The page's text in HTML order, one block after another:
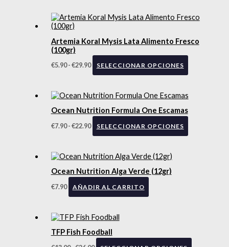
Artemia Koral Mysis Lata Alimento Fresco
(100gr)
€5.90 -€29.90 SELECCIONAR OPCIONES
Ocean Nutrition Formula One Escamas
€7.90 -€22.90 SELECCIONAR OPCIONES
Ocean Nutrition Alga Verde (12gr)
€7.90 AÑADIR AL CARRITO
TFP Fish Foodball